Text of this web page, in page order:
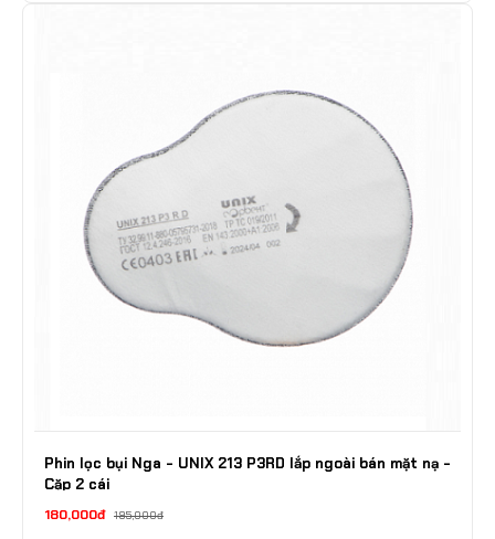
Phin lọc bụi Nga - UNIX 213 P3RD lắp ngoài bán mặt nạ -
Cặp 2 cái
180,000đ 195,000đ